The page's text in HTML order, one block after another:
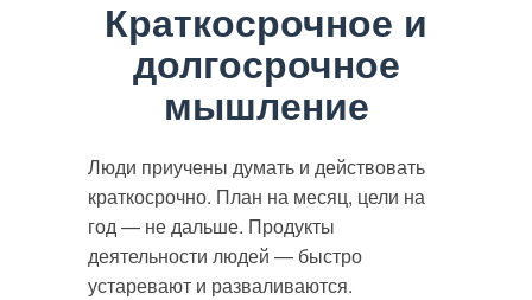
Краткосрочное и
долгосрочное
мышление
Люди приучены думать и действовать
краткосрочно. План на месяц, цели на
год — не дальше. Продукты
деятельности людей — быстро
устаревают и разваливаются.